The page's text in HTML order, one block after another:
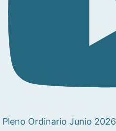
Pleno Ordinario Junio 2026